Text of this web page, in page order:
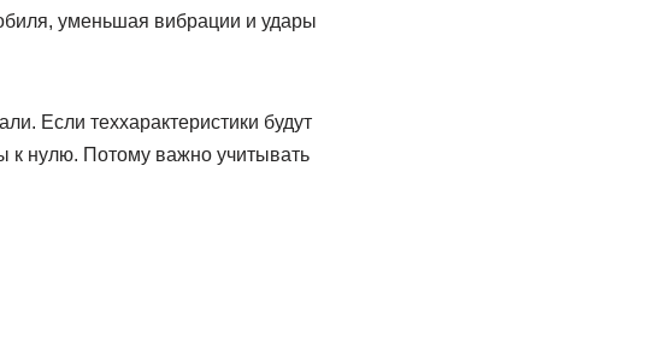
уменьшая вибрации и удары
Если теххарактеристики будут
к нулю. Потому важно учитывать